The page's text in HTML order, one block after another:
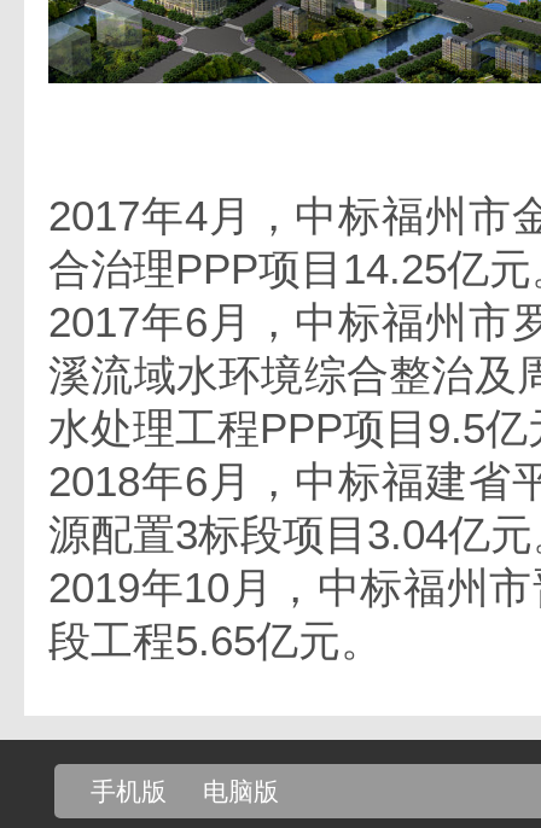
2017年4月，中标福州市
合治理PPP项目14.25亿元
2017年6月，中标福州市
溪流域水环境综合整治及
水处理工程PPP项目9.5亿
2018年6月，中标福建省
源配置3标段项目3.04亿
2019年10月，中标福州
段工程5.65亿元。
手机版 电脑版